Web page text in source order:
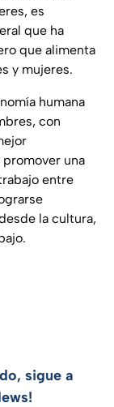
es
que ha
que alimenta
y mujeres.
humana
con
una
entre
la cultura,
sigue a